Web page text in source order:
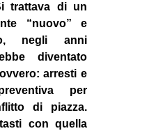
trattava di un
“nuovo” e
negli anni
diventato
arresti e
per
di piazza.
con quella